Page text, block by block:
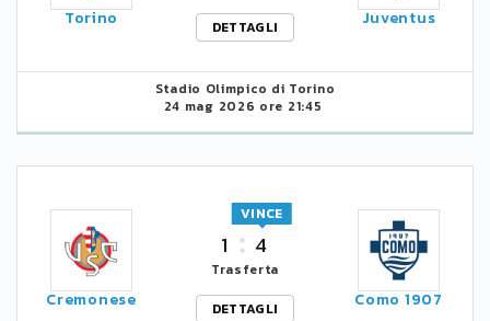
Torino
DETTAGLI
Juventus
Stadio Olimpico di Torino
24 mag 2026 ore 21:45
Cremonese
1 4
VINCE
Trasferta
DETTAGLI
Como 1907